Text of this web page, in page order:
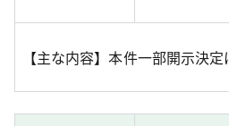
【主な内容】本件一部開示決定